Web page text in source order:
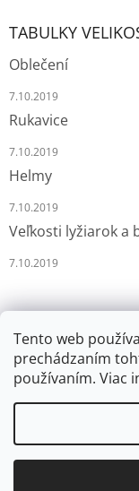
Tento web
prechádzaním
používaním. Viac
TABULKY
Oblečení
7.10.2019
Rukavice
7.10.2019
Helmy
7.10.2019
Veľkosti lyžiarok a
7.10.2019
Copyright 2026